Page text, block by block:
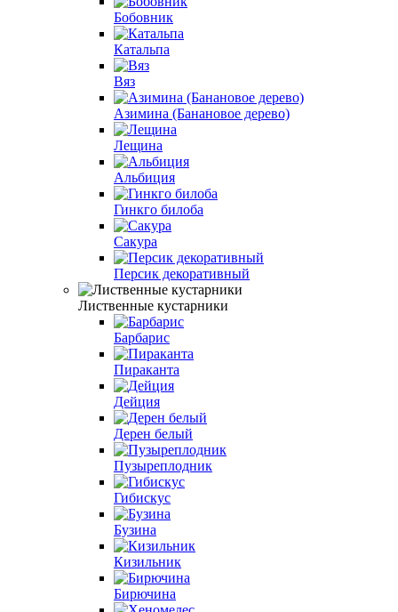
Бобовник
Катальпа
Вяз
Азимина (Банановое дерево)
Лещина
Альбиция
Гинкго билоба
Сакура
Персик декоративный
Лиственные кустарники
Барбарис
Пираканта
Дейция
Дерен белый
Пузыреплодник
Гибискус
Бузина
Кизильник
Бирючина